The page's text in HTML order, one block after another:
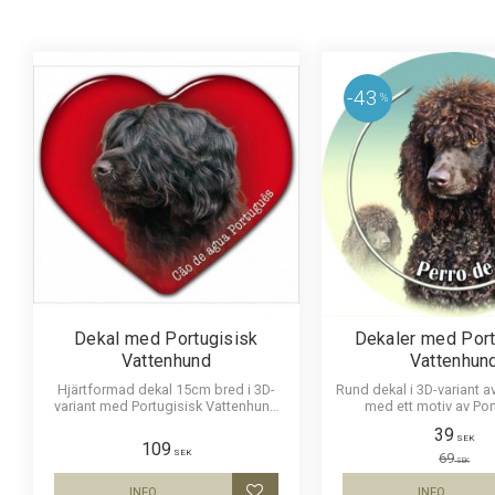
Dekal med Portugisisk
Vattenhund
Hjärtformad dekal 15cm bred i 3D-
variant med Portugisisk Vattenhund
montering på bilruta m.m.
109 SEK
Dekaler med
Vattenhund
Rund dekal i 3D-variant
med ett motiv av
15 cm och 30 cm i
39 SEK
69SEK
43 %